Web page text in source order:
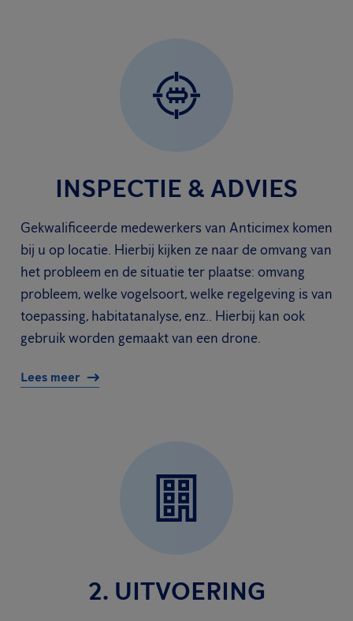
INSPECTIE & ADVIES
Gekwalificeerde medewerkers van Anticimex komen
bij u op locatie. Hierbij kijken ze naar de omvang van
het probleem en de situatie ter plaatse: omvang
probleem, welke vogelsoort, welke regelgeving is van
toepassing, habitatanalyse, enz.. Hierbij kan ook
gebruik worden gemaakt van een drone.
Lees meer
2. UITVOERING